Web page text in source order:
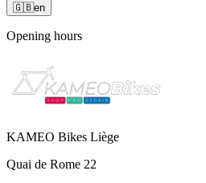
🇬🇧en
Opening hours
KAMEO Bikes Liège
Quai de Rome 22